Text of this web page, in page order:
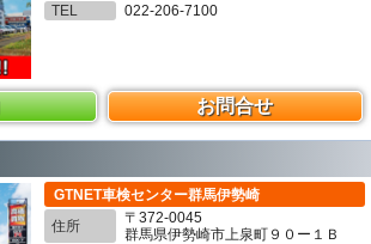
TEL
022-206-7100
お問合せ
GTNET車検センター群馬伊勢崎
住所
〒372-0045
群馬県伊勢崎市上泉町９０ー１Ｂ